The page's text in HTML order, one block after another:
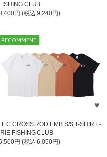
FISHING CLUB
円 (税込 9,240円)
RECOMMEND
I.F.C CROSS ROD EMB S/S T-SHIRT -
IRIE FISHING CLUB
円 (税込 6,050円)